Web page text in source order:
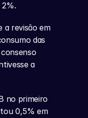
2%.
a revisão em
das
a
no primeiro
0,5% em